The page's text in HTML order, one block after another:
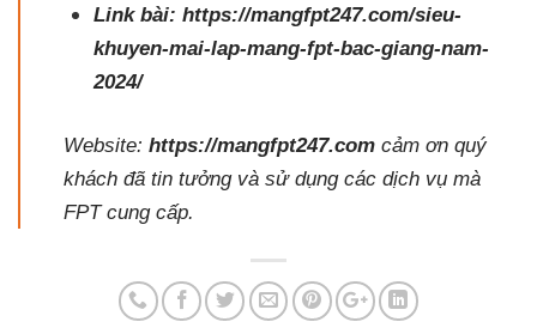
Link bài: https://mangfpt247.com/sieu-
khuyen-mai-lap-mang-fpt-bac-giang-nam-
2024/
Website: https://mangfpt247.com cảm ơn quý
khách đã tin tưởng và sử dụng các dịch vụ mà
FPT cung cấp.